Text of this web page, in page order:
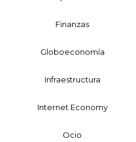
Finanzas
Globoeconomía
Infraestructura
Internet Economy
Ocio